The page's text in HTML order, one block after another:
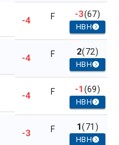
-4 F -3(67)
HBH
-4 F 2(72)
HBH
-4 F -1(69)
HBH
-3 F 1(71)
HBH